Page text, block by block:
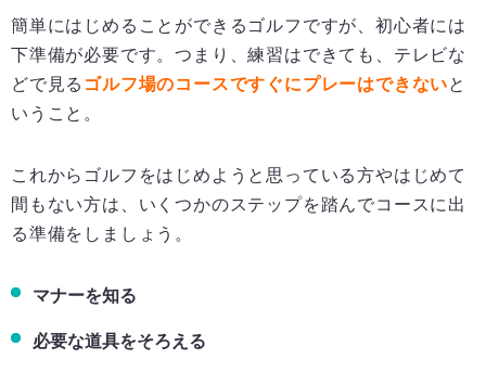
簡単にはじめることができるゴルフですが、初心者には
下準備が必要です。つまり、練習はできても、テレビな
どで見る ゴルフ場のコースですぐにプレーはできないと
いうこと。
これからゴルフをはじめようと思っている方やはじめて
間もない方は、いくつかのステップを踏んでコースに出
る準備をしましょう。
マナーを知る
必要な道具をそろえる